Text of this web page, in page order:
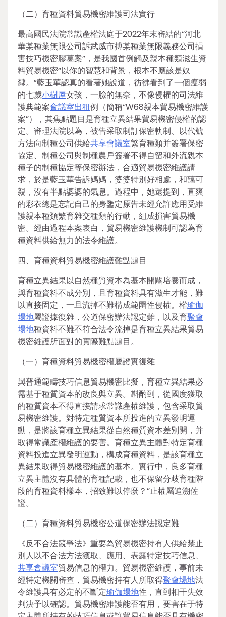
（二）育種資料貿易機密維護司法實行
最高國民法院常識產權法庭于2022年末審結的“河北
華某種業無限公司訴武威市搏某種業無限義務公司損
害技巧機密膠葛案”，是我國首例觸及親本種類滋生資
料貿易機密“以你的智慧和背景，根本不應該是奴
隸。”藍玉華認真的看著她說道，彷彿看到了一個瘦弱
的七歲小樹屋女孩，一臉的無奈，不像侵權的司法維
護典範案會議室出租例（簡稱“W68親本貿易機密維護
案”），其焦點題目是育種立異結果貿易機密侵權的認
定。審理法院以為，被告采取制訂保密軌制、以代號
方法向制種公司供給共享會議室繁育種類并簽署保密
協定、制種公司與制種農戶簽署不得自留和外流親本
種子的制種協定等保密辦法，合適貿易機密維護請
求，於是藍玉華告訴媽媽，婆婆特別好相處，和藹可
親，沒有半點婆婆的氣息。過程中，她還提到，直爽
的彩衣總是忘記自己的身鑒定原告未經允許應用受維
護親本種類繁育雜交種類的行動，組成損害貿易機
密。經由過程本案表白，貿易機密維護機制可認為育
種資料供給無力的法令維護。
四、育種資料貿易機密維護難點題目
育種立異結果以自然種質資本為基本開闢培養而成，
與育種資料不成分別，且育種資料具有滋生才能，難
以直接固定，一旦流掉不難構成範圍性侵權。權瑜伽
場地屬證據復雜，公道保密辦法認定難，以及育聚會
場地種資料不難不符合法令流掉是育種立異結果貿易
機密維護所面對的實際難點題目。
（一）育種資料貿易機密權屬證實復雜
與普通範疇技巧信息貿易機密比擬，育種立異結果必
需基于種質資本的改良與立異。斟酌到，從國度獲取
的種質資本不得直接請求常識產權維護，包含采取貿
易機密維護。對特定種質資本所投進的立異發明運
動，是將該育種立異結果從自然種質資本差別開，并
取得常識產權維護的要害。育種立異主體對特定育種
資料投進立異發明運動，構成育種資料，是該育種立
異結果取得貿易機密維護的基本。實行中，良多育種
立異主體沒有具體的育種記載，也不保留分歧育種階
段的育種資料樣本，招致難以停麼？”止權屬追溯佐
證。
（二）育種資料貿易機密公道保密辦法認定難
《反不合法競爭法》重要為貿易機密持有人供給禁止
別人以不合法方法獲取、應用、表露特定技巧信息、
共享會議室貿易信息的權力。貿易機密維護，事前未
經特定機關審查，貿易機密持有人所取得聚會場地法
令維護具有必定的不斷定瑜伽場地性，直到相干失效
判決予以確認。貿易機密維護能否有用，要害在于特